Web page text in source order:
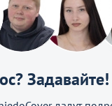
Задавайте!